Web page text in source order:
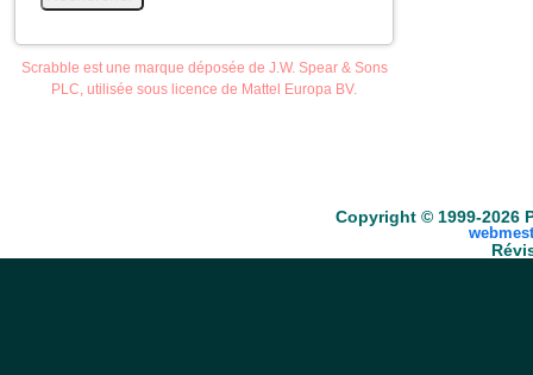
Scrabble est une marque déposée de J.W. Spear & Sons
PLC, utilisée sous licence de Mattel Europa BV.
Copyright © 1999-2026